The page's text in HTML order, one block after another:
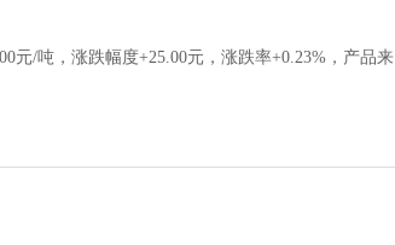
元/吨，涨跌幅度+25.00元，涨跌率+0.23%，产品来